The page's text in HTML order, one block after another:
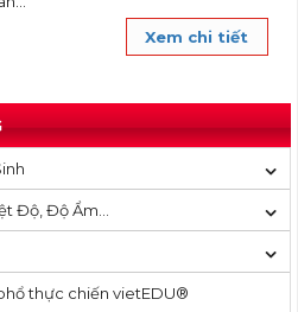
Xem chi tiết
Độ, Độ Ẩm…
thực chiến vietEDU®